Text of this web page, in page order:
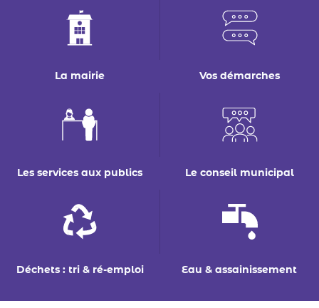
La mairie Vos démarches
Les services aux publics Le conseil municipal
Déchets : tri & ré-emploi Eau & assainissement